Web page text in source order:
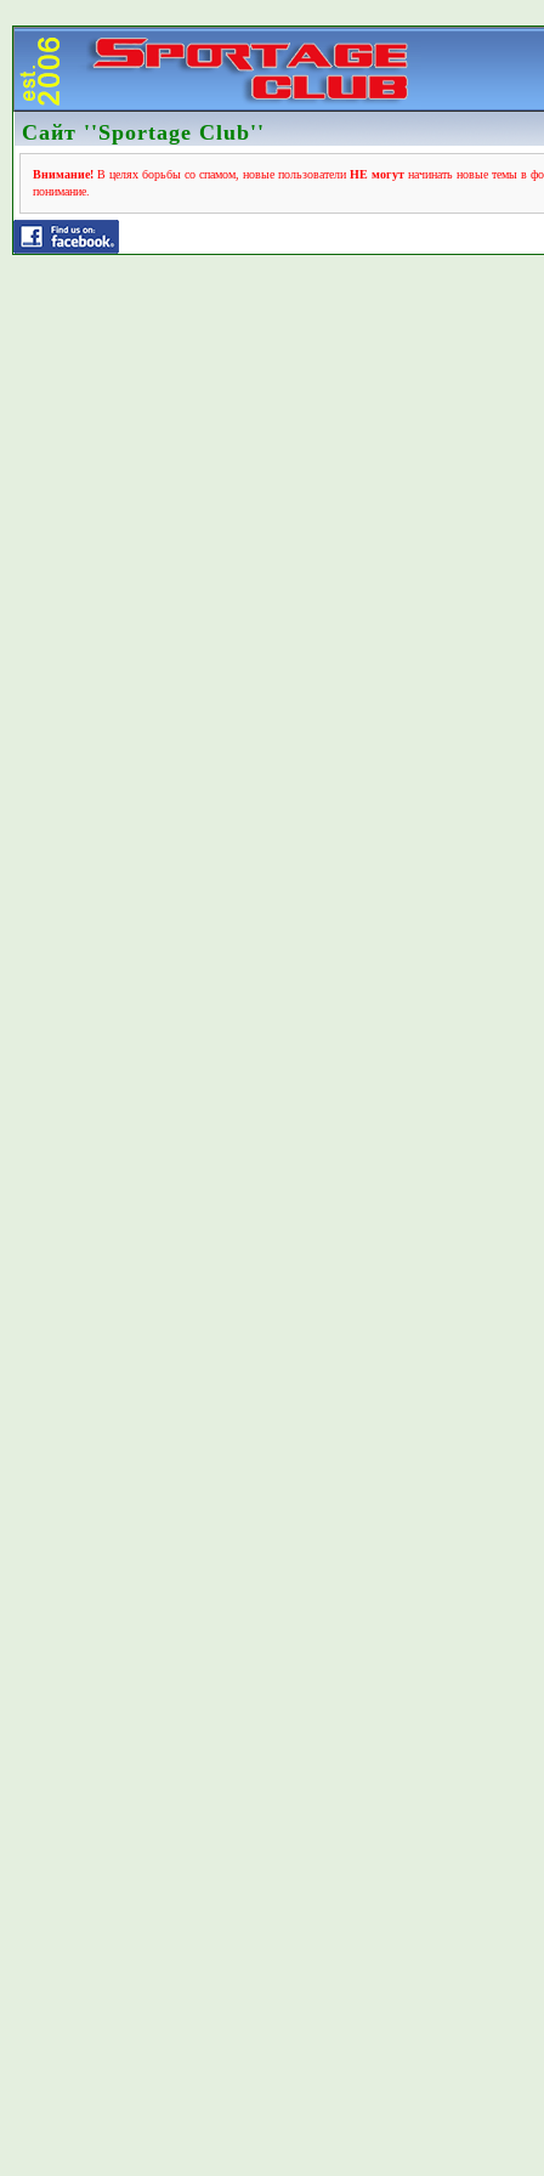
Сайт ''Sportage Club''
Внимание!В целях борьбы со спамом, новые пользователи НЕ могутначинать новые темы в
понимание.